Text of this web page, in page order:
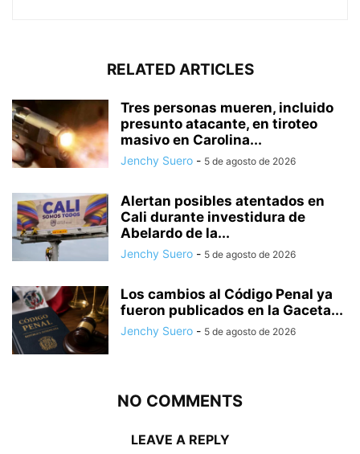
RELATED ARTICLES
Tres personas mueren, incluido
presunto atacante, en tiroteo
masivo en Carolina...
Jenchy Suero - 5 de agosto de 2026
Alertan posibles atentados en
Cali durante investidura de
Abelardo de la...
Jenchy Suero - 5 de agosto de 2026
Los cambios al Código Penal ya
fueron publicados en la Gaceta...
Jenchy Suero - 5 de agosto de 2026
NO COMMENTS
LEAVE A REPLY